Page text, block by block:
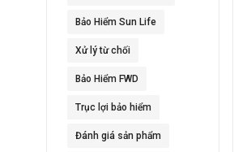
Bảo Hiểm Sun Life
Xử lý từ chối
Bảo Hiểm FWD
Trục lợi bảo hiểm
Đánh giá sản phẩm